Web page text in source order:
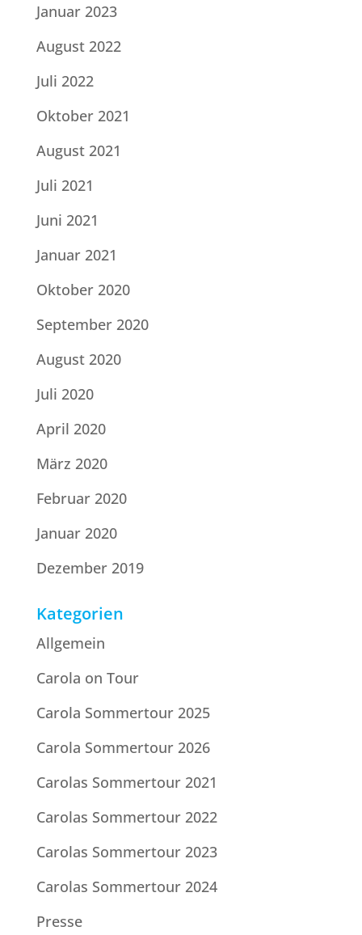
Januar 2023
August 2022
Juli 2022
Oktober 2021
August 2021
Juli 2021
Juni 2021
Januar 2021
Oktober 2020
September 2020
August 2020
Juli 2020
April 2020
März 2020
Februar 2020
Januar 2020
Dezember 2019
Kategorien
Allgemein
Carola on Tour
Carola Sommertour 2025
Carola Sommertour 2026
Carolas Sommertour 2021
Carolas Sommertour 2022
Carolas Sommertour 2023
Carolas Sommertour 2024
Presse